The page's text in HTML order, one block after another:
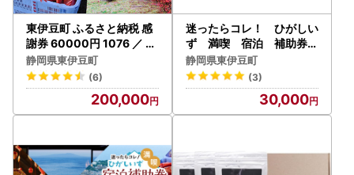
東伊豆町 ふるさと納税 感
謝券 60000円 1076 ／ 静
岡県 旅行 宿泊 食事 観光
チケット クーポン 補助 リ
フォーム ホテル 動物園 海
鮮 みかん 金目鯛 稲取 熱川
ギフト 土産
静岡県東伊豆町
(6)
200,000
迷ったらコレ！ ひがしい
ず 満喫 宿泊 補助券
（9千円分）C001／静岡
県 東伊豆町
静岡県東伊豆町
(3)
30,000